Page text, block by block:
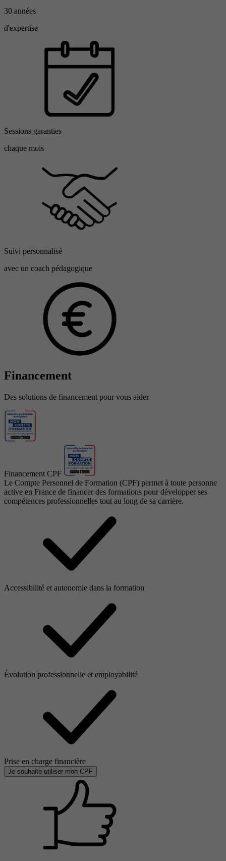
30 années
d'expertise
Sessions garanties
chaque mois
Suivi personnalisé
avec un coach pédagogique
Financement
Des solutions de financement pour vous aider
Financement CPF
Le Compte Personnel de Formation (CPF) permet à toute personne
active en France de financer des formations pour développer ses
compétences professionnelles tout au long de sa carrière.
Accessibilité et autonomie dans la formation
Évolution professionnelle et employabilité
Prise en charge financière
Je souhaite utiliser mon CPF